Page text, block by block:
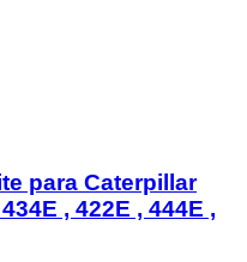
para Caterpillar
, 422E , 444E ,